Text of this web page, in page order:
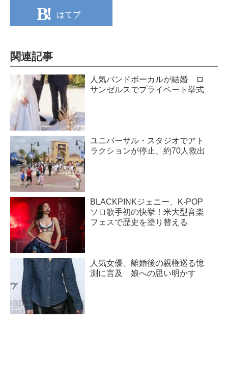
はてブ
関連記事
人気バンドボーカルが結婚 ロ
サンゼルスでプライベート挙式
ユニバーサル・スタジオでアト
ラクションが停止、約70人救出
BLACKPINKジェニー、K-POP
ソロ歌手初の快挙！米大型音楽
フェスで歴史を塗り替える
人気女優、離婚後の親権巡る憶
測に言及 娘への思い明かす